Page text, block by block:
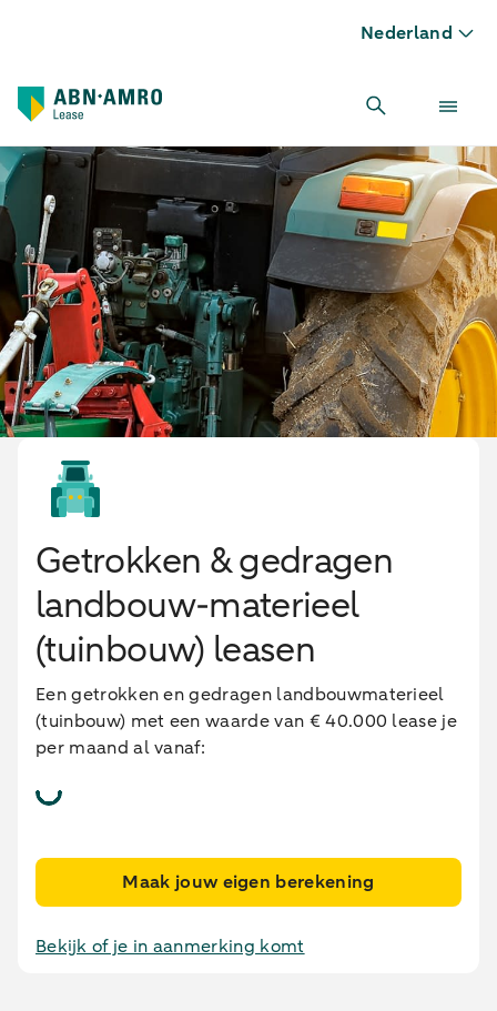
Nederland
Getrokken & gedragen
landbouw-materieel
(tuinbouw) leasen
Een getrokken en gedragen landbouwmaterieel
(tuinbouw) met een waarde van € 40.000 lease je
per maand al vanaf:
Maak jouw eigen berekening
Bekijk of je in aanmerking komt